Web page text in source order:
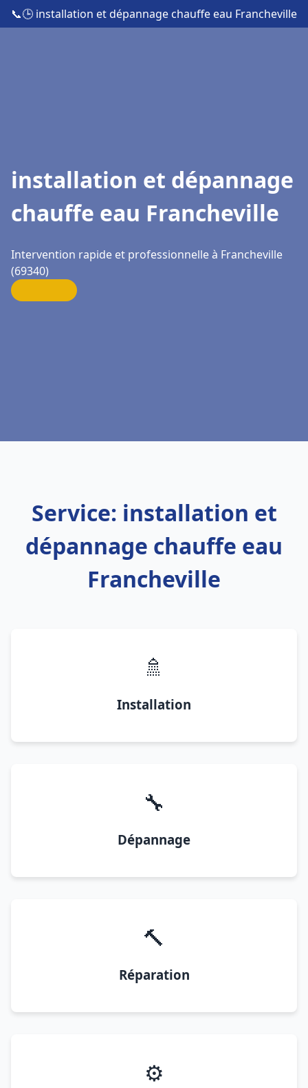
📞🕒 installation et dépannage chauffe eau Francheville
installation et dépannage
chauffe eau Francheville
Intervention rapide et professionnelle à Francheville
(69340)
Service: installation et
dépannage chauffe eau
Francheville
🚿
Installation
🔧
Dépannage
🔨
Réparation
⚙️